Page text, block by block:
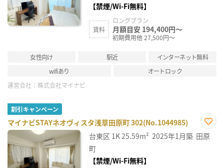
【禁煙/Wi-Fi無料】
賃料
ロングプラン
月額目安 194,400円～
初期費用他 27,500円～
女性向け 駅近
インターネット無料
wifiあり
オートロック
運営会社： 株式会社マイナビ
割引キャンペーン
マイナビSTAYネオヴィスタ浅草田原町 302(No.1044985)
お気
に入
台東区 1K25.59m² 2025年1月築 田原
町
【禁煙/Wi-Fi無料】